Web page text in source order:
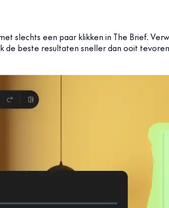
slechts een paar klikken in The Brief.
de beste resultaten sneller dan ooit